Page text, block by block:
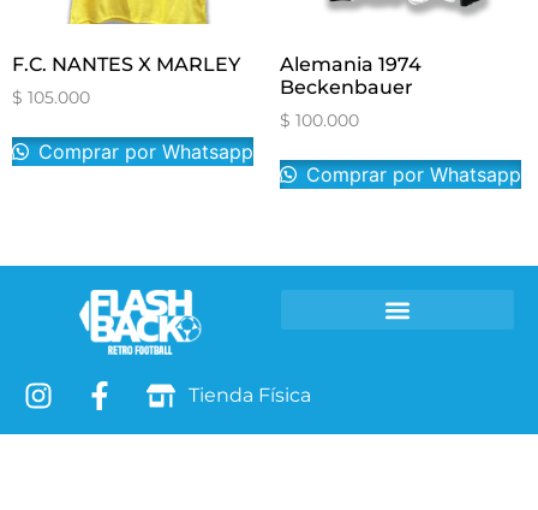
F.C. NANTES X MARLEY
$ 105.000
Comprar por Whatsapp
Alemania 1974
Beckenbauer
$ 100.000
Comprar por Whatsapp
Tienda Física